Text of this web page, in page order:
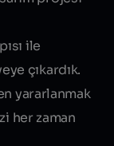
ile
çıkardık.
yararlanmak
her zaman